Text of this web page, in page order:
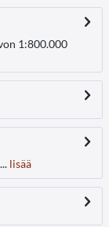
1:800.000
lisää